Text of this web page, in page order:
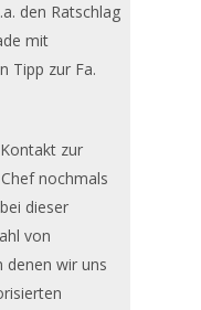
den Ratschlag
mit
Tipp zur Fa.
zur
nochmals
dieser
von
denen wir uns